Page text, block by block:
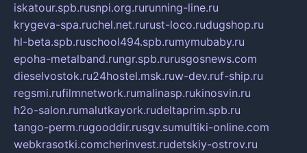
iskatour.spb.rusnpi.org.rurunning-line.ru
krygeva-spa.ruchel.net.rurust-loco.rudugshop.ru
hl-beta.spb.ruschool494.spb.rumymubaby.ru
epoha-metalband.rungr.spb.rurusgosnews.com
dieselvostok.ru24hostel.msk.ruw-dev.ruf-ship.ru
regsmi.rufilmnetwork.rumalinasp.rukinosvin.ru
h2o-salon.rumalutkayork.rudeltaprim.spb.ru
tango-perm.rugooddir.rusgv.sumultiki-online.com
webkrasotki.comcherinvest.rudetskiy-ostrov.ru